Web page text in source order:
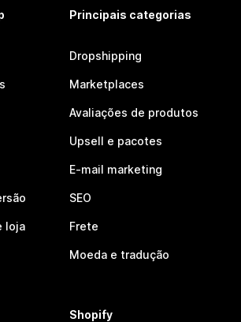
loja
Principais categorias
Dropshipping
Marketplaces
Avaliações de produtos
Upsell e pacotes
E-mail marketing
SEO
Frete
Moeda e tradução
Shopify